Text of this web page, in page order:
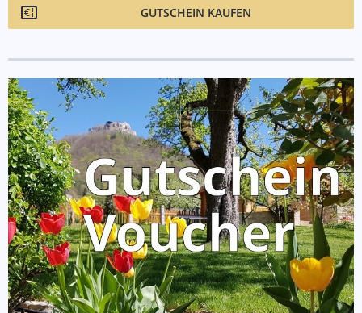
GUTSCHEIN KAUFEN